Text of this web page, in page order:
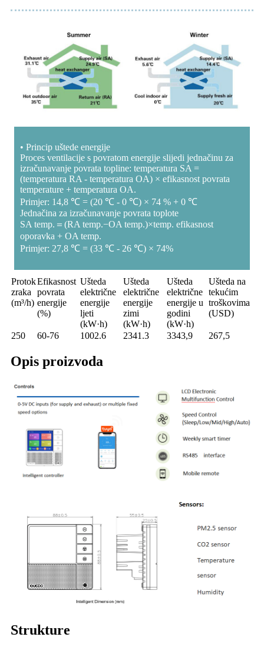
• Princip uštede energije
Proces ventilacije s povratom energije slijedi jednačinu za
izračunavanje povrata topline: temperatura SA =
(temperatura RA - temperatura OA) × efikasnost povrata
temperature + temperatura OA.
Primjer: 14,8 ℃ = (20 ℃ - 0 ℃) × 74 % + 0 ℃
Jednačina za izračunavanje povrata toplote
SA temp.＝(RA temp.−OA temp.)×temp. efikasnost
oporavka + OA temp.
Primjer: 27,8 ℃ = (33 ℃ - 26 ℃) × 74%
Protok
zraka
(m³/h)
Efikasnost
povrata
energije
(%)
Ušteda
električne
energije
ljeti
(kW·h)
Ušteda
električne
energije
zimi
(kW·h)
Ušteda
električne
energije u
godini
(kW·h)
Ušteda na
tekućim
troškovima
(USD)
250 60-76 1002.6 2341.3 3343,9 267,5
Opis proizvoda
Strukture